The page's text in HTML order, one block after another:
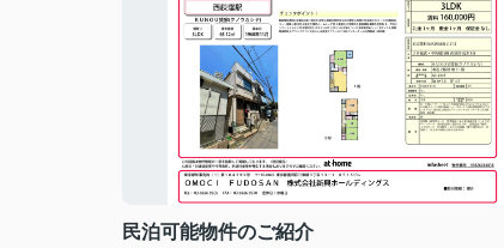
民泊可能物件のご紹介